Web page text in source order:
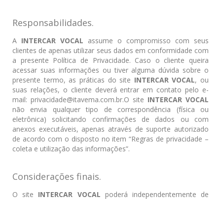
Responsabilidades.
A INTERCAR VOCAL assume o compromisso com seus
clientes de apenas utilizar seus dados em conformidade com
a presente Política de Privacidade. Caso o cliente queira
acessar suas informações ou tiver alguma dúvida sobre o
presente termo, as práticas do site INTERCAR VOCAL, ou
suas relações, o cliente deverá entrar em contato pelo e-
mail: privacidade@itavema.com.br.O site INTERCAR VOCAL
não envia qualquer tipo de correspondência (física ou
eletrônica) solicitando confirmações de dados ou com
anexos executáveis, apenas através de suporte autorizado
de acordo com o disposto no item “Regras de privacidade –
coleta e utilização das informações”.
Considerações finais.
O site INTERCAR VOCAL poderá independentemente de